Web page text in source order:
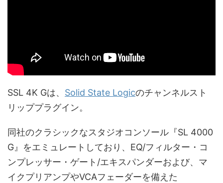
SSL 4K Gは、 Solid State Logicのチャンネルスト
リッププラグイン。
同社のクラシックなスタジオコンソール『SL 4000
G』をエミュレートしており、EQ/フィルター・コ
ンプレッサー・ゲート/エキスパンダーおよび、マ
イクプリアンプやVCAフェーダーを備えた